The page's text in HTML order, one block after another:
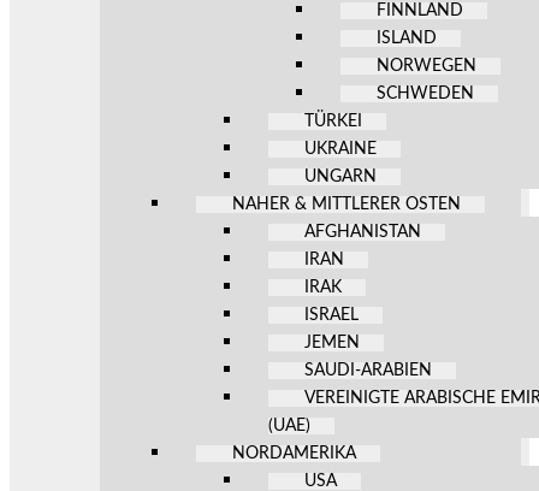
FINNLAND
ISLAND
NORWEGEN
SCHWEDEN
TÜRKEI
UKRAINE
UNGARN
NAHER & MITTLERER OSTEN
AFGHANISTAN
IRAN
IRAK
ISRAEL
JEMEN
SAUDI-ARABIEN
VEREINIGTE ARABISCHE
(UAE)
NORDAMERIKA
USA